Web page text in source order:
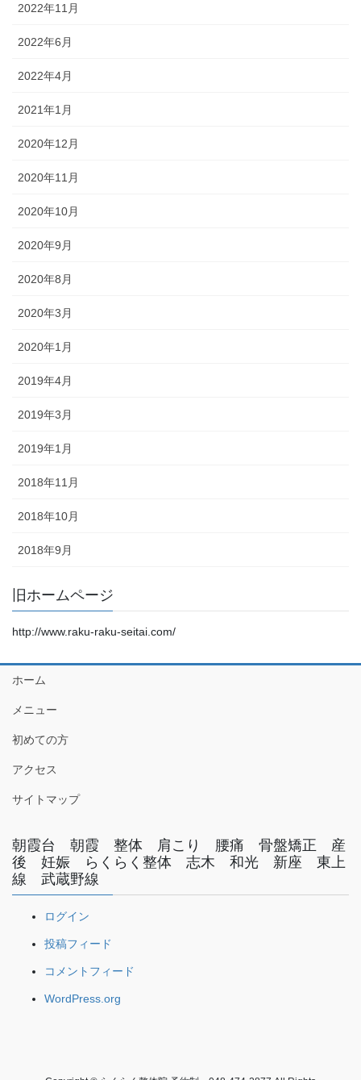
2022年11月
2022年6月
2022年4月
2021年1月
2020年12月
2020年11月
2020年10月
2020年9月
2020年8月
2020年3月
2020年1月
2019年4月
2019年3月
2019年1月
2018年11月
2018年10月
2018年9月
旧ホームページ
http://www.raku-raku-seitai.com/
ホーム
メニュー
初めての方
アクセス
サイトマップ
朝霞台 朝霞 整体 肩こり 腰痛 骨盤矯正 産
後 妊娠 らくらく整体 志木 和光 新座 東上
線 武蔵野線
ログイン
投稿フィード
コメントフィード
WordPress.org